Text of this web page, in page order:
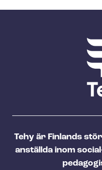
Tehy är Finlands
anställda inom